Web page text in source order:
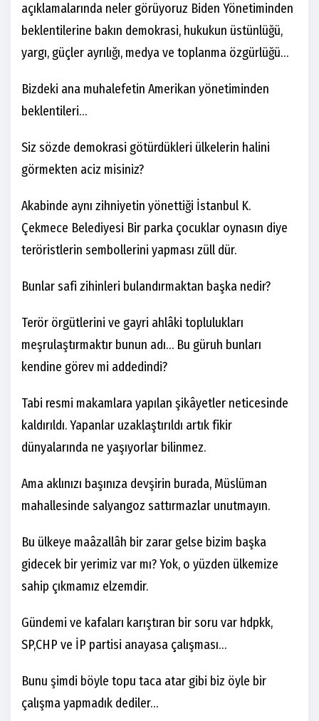
açıklamalarında neler görüyoruz Biden Yönetiminden
beklentilerine bakın demokrasi, hukukun üstünlüğü,
yargı, güçler ayrılığı, medya ve toplanma özgürlüğü…
Bizdeki ana muhalefetin Amerikan yönetiminden
beklentileri…
Siz sözde demokrasi götürdükleri ülkelerin halini
görmekten aciz misiniz?
Akabinde aynı zihniyetin yönettiği İstanbul K.
Çekmece Belediyesi Bir parka çocuklar oynasın diye
teröristlerin sembollerini yapması züll dür.
Bunlar safi zihinleri bulandırmaktan başka nedir?
Terör örgütlerini ve gayri ahlâki toplulukları
meşrulaştırmaktır bunun adı… Bu güruh bunları
kendine görev mi addedindi?
Tabi resmi makamlara yapılan şikâyetler neticesinde
kaldırıldı. Yapanlar uzaklaştırıldı artık fikir
dünyalarında ne yaşıyorlar bilinmez.
Ama aklınızı başınıza devşirin burada, Müslüman
mahallesinde salyangoz sattırmazlar unutmayın.
Bu ülkeye maâzallâh bir zarar gelse bizim başka
gidecek bir yerimiz var mı? Yok, o yüzden ülkemize
sahip çıkmamız elzemdir.
Gündemi ve kafaları karıştıran bir soru var hdpkk,
SP,CHP ve İP partisi anayasa çalışması…
Bunu şimdi böyle topu taca atar gibi biz öyle bir
çalışma yapmadık dediler…